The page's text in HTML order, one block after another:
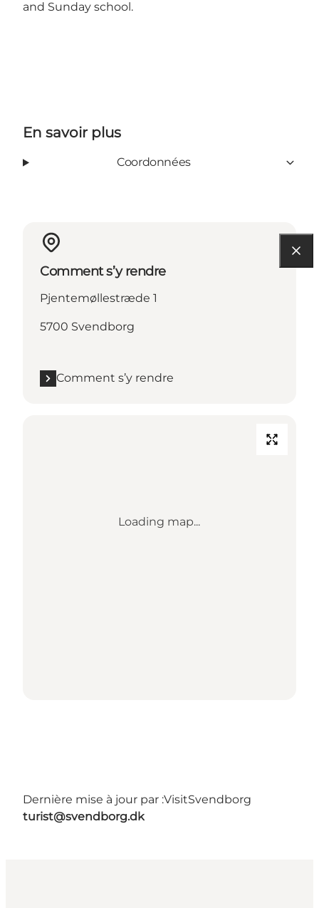
and Sunday school.
En savoir plus
Coordonnées
Comment s’y rendre
Pjentemøllestræde 1
5700 Svendborg
Comment s’y rendre
Loading map...
Dernière mise à jour par :VisitSvendborg
turist@svendborg.dk